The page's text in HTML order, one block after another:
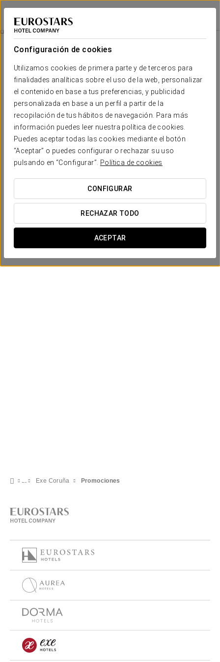
Configuración de cookies
Utilizamos cookies de primera parte y de terceros para
finalidades analíticas sobre el uso de la web, personalizar
el contenido en base a tus preferencias, y publicidad
personalizada en base a un perfil a partir de la
recopilación de tus hábitos de navegación. Para más
información puedes leer nuestra política de cookies.
Puedes aceptar todas las cookies mediante el botón
“Aceptar” o puedes configurar o rechazar su uso
pulsando en “Configurar”.
Política de cookies
CONFIGURAR
RECHAZAR TODO
ACEPTAR
Exe Coruña
A CORUÑA
Promociones
Promociones
Experiencia romántica
25 €
Exe Coruña Promociones